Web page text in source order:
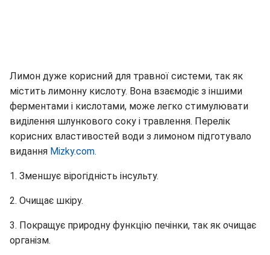
Лимон дуже корисний для травної системи, так як
містить лимонну кислоту. Вона взаємодіє з іншими
ферментами і кислотами, може легко стимулювати
виділення шлункового соку і травлення. Перелік
корисних властивостей води з лимоном підготувало
видання Мizky.com.
1. Зменшує вірогідність інсульту.
2. Очищає шкіру.
3. Покращує природну функцію печінки, так як очищає
організм.